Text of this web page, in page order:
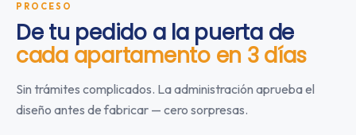
PROCESO
De tu pedido a la puerta de
cada apartamento en 3 días
Sin trámites complicados. La administración aprueba el
diseño antes de fabricar — cero sorpresas.